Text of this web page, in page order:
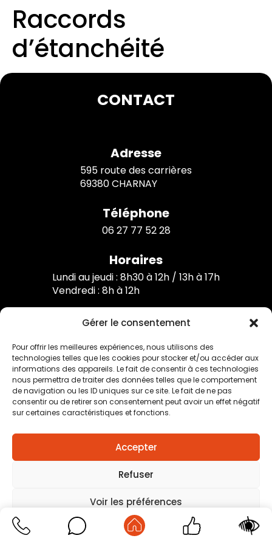
Gérer le consentement
Pour offrir les meilleures expériences, nous utilisons des
technologies telles que les cookies pour stocker et/ou accéder aux
informations des appareils. Le fait de consentir à ces technologies
nous permettra de traiter des données telles que le comportement
de navigation ou les ID uniques sur ce site. Le fait de ne pas
consentir ou de retirer son consentement peut avoir un effet négatif
sur certaines caractéristiques et fonctions.
Accepter
Refuser
Voir les préférences
Mentions légales
Raccords
d’étanchéité
CONTACT
Adresse
595 route des carrières
69380 CHARNAY
Téléphone
06 27 77 52 28
Horaires
Lundi au jeudi : 8h30 à 12h / 13h à 17h
Vendredi : 8h à 12h
Mentions légales–Traitement des données
personnelles–Plan du site–Création agence positive